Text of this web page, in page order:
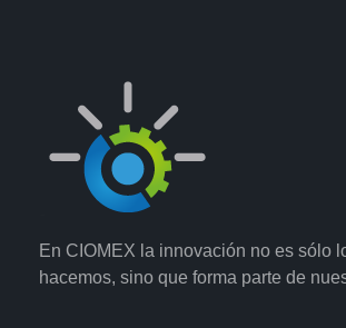
En CIOMEX la innovación no es sólo
hacemos, sino que forma parte de